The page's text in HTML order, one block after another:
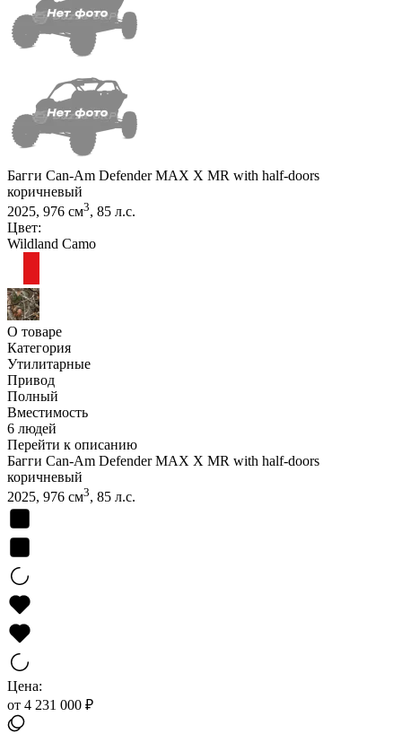
Багги Can-Am Defender MAX X MR with half-doors
коричневый
2025, 976 см3, 85 л.с.
Цвет:
Wildland Camo
О товаре
Категория
Утилитарные
Привод
Полный
Вместимость
6 людей
Перейти к описанию
Багги Can-Am Defender MAX X MR with half-doors
коричневый
2025, 976 см3, 85 л.с.
Цена:
от 4 231 000 ₽